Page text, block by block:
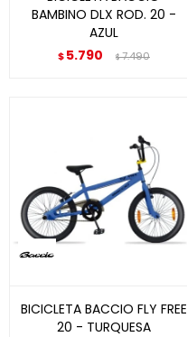
BAMBINO DLX ROD. 20 -
AZUL
$ 5.790 $7.490
BICICLETA BACCIO FLY FREE
20 - TURQUESA